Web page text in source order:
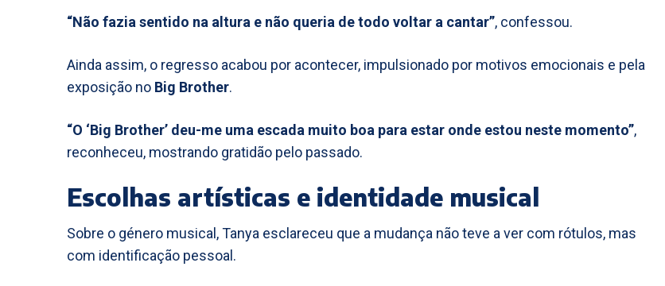
“Não fazia sentido na altura e não queria de todo voltar a cantar”, confessou.
Ainda assim, o regresso acabou por acontecer, impulsionado por motivos emocionais e pela
exposição no Big Brother.
“O ‘Big Brother’ deu-me uma escada muito boa para estar onde estou neste momento”,
reconheceu, mostrando gratidão pelo passado.
Escolhas artísticas e identidade musical
Sobre o género musical, Tanya esclareceu que a mudança não teve a ver com rótulos, mas
com identificação pessoal.